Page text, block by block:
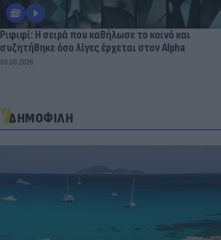
Ριφιφί: Η σειρά που καθήλωσε το κοινό και
συζητήθηκε όσο λίγες έρχεται στον Alpha
08.08.2026
ΔΗΜΟΦΙΛΗ